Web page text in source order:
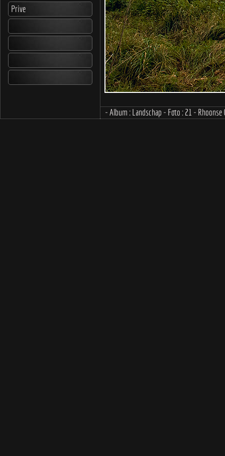
Prive
- Album : Landschap - Foto : 21 - Rhoonse